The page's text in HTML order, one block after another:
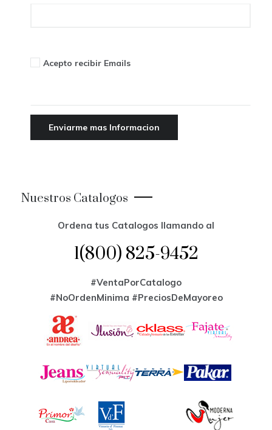
Acepto recibir Emails
Nuestros Catalogos
Ordena tus Catalogos llamando al
1(800) 825-9452
#VentaPorCatalogo
#NoOrdenMinima #PreciosDeMayoreo